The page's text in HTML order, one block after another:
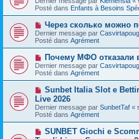
g
e
u
m
e
s
s
a
g
e
u
v
e
a
u
m
e
s
a
g
e
Posté dans Enfants à Besoins
N
o
u
v
e
a
u
m
e
s
s
a
g
e
Через сколько можно
Dernier message par
Posté dans Agrément
N
o
u
v
e
a
u
m
e
s
s
a
Почему МФО отказали
Dernier message par
Posté dans Agrément
N
u
v
e
a
u
Sunbet Italia Slot e
Live 2026
Dernier message par SunbetTaf «
Posté dans Agrément
NSUNBET Giochi e